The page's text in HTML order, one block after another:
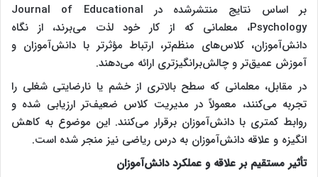
بر اساس نتایج منتشرشده در Journal of Educational
Psychology، معلمانی که از کار خود لذت می‌برند، از نگاه
دانش‌آموزان، کلاس‌های منظم‌تر، ارتباط مؤثرتر با دانش‌آموزان و
آموزش عمیق‌تر و چالش‌برانگیزتری ارائه می‌دهند.
در مقابل، معلمانی که سطح بالاتری از خشم یا نارضایتی شغلی را
تجربه می‌کنند، معمولاً در مدیریت کلاس ضعیف‌تر ارزیابی شده و
روابط کمتری با دانش‌آموزان برقرار می‌کنند. این موضوع به کاهش
انگیزه و علاقه دانش‌آموزان به درس ریاضی نیز منجر شده است.
تأثیر مستقیم بر علاقه و عملکرد دانش‌آموزان